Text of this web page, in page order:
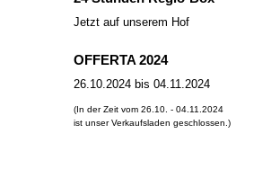
Jetzt auf unserem Hof
OFFERTA 2024
26.10.2024 bis 04.11.2024
(In der Zeit vom 26.10. - 04.11.2024
ist unser Verkaufsladen geschlossen.)